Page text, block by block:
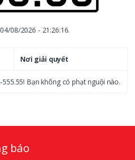
08/2026 - 21:26:16.
Nơi giải quyết
Bạn không có phạt nguội nào.
báo